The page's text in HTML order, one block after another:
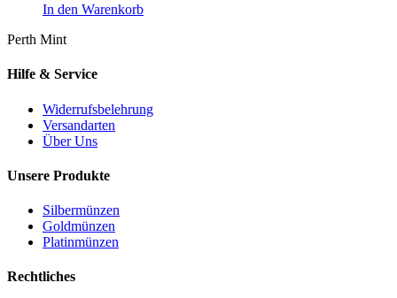
In den Warenkorb
Perth Mint
Hilfe & Service
Widerrufsbelehrung
Versandarten
Über Uns
Unsere Produkte
Silbermünzen
Goldmünzen
Platinmünzen
Rechtliches